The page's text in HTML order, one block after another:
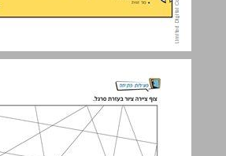
פעילות פתיחה ... 4